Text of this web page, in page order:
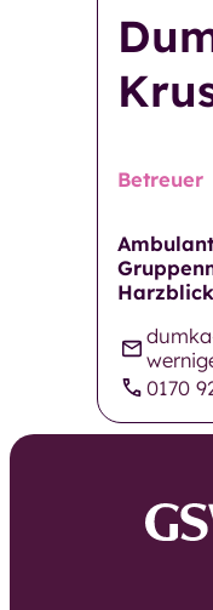
Restaurant
Über die
Über die
Unser Team
Aufsichtsrat
Betreuer
Harzblick
0170